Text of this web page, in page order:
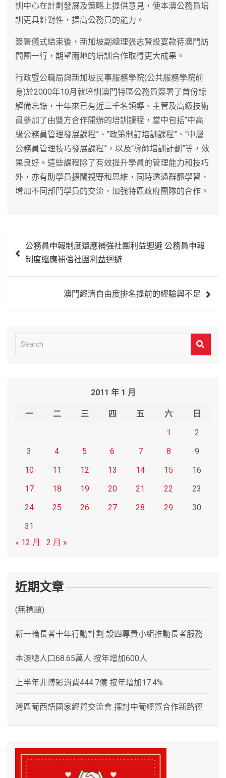
訓中心在計劃發展及策略上提供意見，使本澳公務員培
訓更具針對性，提高公務員的能力。
簽署儀式結束後，新加坡副總理張志賢設宴款待澳門訪
問團一行，期望兩地的培訓合作取得更大成果。
行政暨公職局與新加坡民事服務學院(公共服務學院前
身)於2000年10月就培訓澳門特區公務員簽署了首份諒
解備忘錄，十年來已有近三千名領導、主管及高級技術
員參加了由雙方合作開辦的培訓課程，當中包括“中高
級公務員管理發展課程”、“政策制訂培訓課程”、“中層
公務員管理技巧發展課程”，以及“導師培訓計劃”等，效
果良好。這些課程除了有效提升學員的管理能力和技巧
外，亦有助學員擴闊視野和思維，同時透過群體學習，
增加不同部門學員的交流，加強特區政府團隊的合作。
章 公務員申報制度還應補強社團利益迴避 公務員申報
制度還應補強社團利益迴避
澳門經濟自由度排名提前的經驗與不足
e
2011 年 1 月
一 二 三 四 五 六
日
1
2
3
4 5 6 7 8
9
10
11 12 13 14 15
16
17
18 19 20 21 22
23
24
25 26 27 28 29
30
31
« 12 月
2 月 »
近期文章
(無標題)
新一輪長者十年行動計劃 設四專責小組推動長者服務
本澳總人口68.65萬人 按年增加600人
上半年非博彩消費444.7億 按年增加17.4%
灣區葡西語國家經貿交流會 探討中葡經貿合作新路徑